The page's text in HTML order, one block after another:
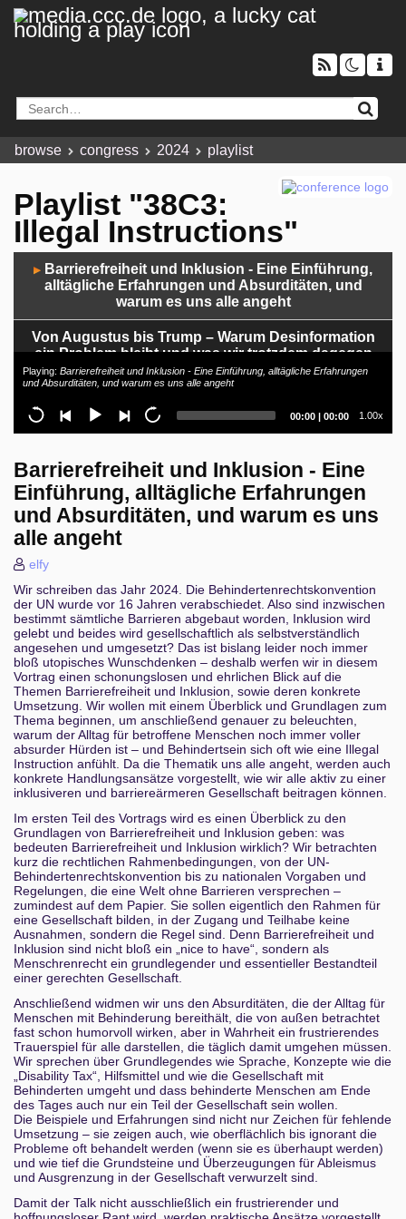
browse congress 2024 playlist
Playlist "38C3:
Illegal Instructions"
Player
▶
Barrierefreiheit und Inklusion - Eine Einführung,
alltägliche Erfahrungen und Absurditäten, und
warum es uns alle angeht
Von Augustus bis Trump – Warum Desinformation
ein Problem bleibt und was wir trotzdem dagegen
tun können
Robot Uprising: a story-driven AI robotics
experience
Sacrificing Chickens Properly: Why Magical
Thinking is Both the Problem and the Solution.
Chatbots im Schulunterricht!?
Klimaaktivist*innen im Knast sitzen
Illegal Infrastructure: 12 years of hosting in the
greyzone
Kein Spaß am Gerät auf 'nem toten Planet(en)!
Net Neutrality: Why It Still Matters (More Than Ever!)
0, 1 oder 2
Die Faszination des echten Kugelspiels
Escaping Big Brother (or Your Ex) - counter
surveillance for women's shelters
KI-Karma next Level: Spiritueller IT-Vertrieb
Open, Large, and Complex: Managing a 3,500 m²
*space with 400+ Members
Das weiß doch niemand - Das Ultimative Super Quiz
Retro-Chips selbst gemacht: Historische Hardware
in FPGAs nachbilden
Automation and Empathy: Can We Finally Replace
All Artistic Performers with Machines?
Projekt Bucketchallenge
Wie fliegt man eigentlich Flugzeuge?
Hacking Disasters - eine Bastelanleitung für die
Chaos-Community
Playing: Barrierefreiheit und Inklusion - Eine Einführung, alltägliche Erfahrungen
und Absurditäten, und warum es uns alle angeht
Current
00:00 | Total
00:00 1.00x
Barrierefreiheit und Inklusion - Eine
Einführung, alltägliche Erfahrungen
und Absurditäten, und warum es uns
alle angeht
elfy
Wir schreiben das Jahr 2024. Die Behindertenrechtskonvention
der UN wurde vor 16 Jahren verabschiedet. Also sind inzwischen
bestimmt sämtliche Barrieren abgebaut worden, Inklusion wird
gelebt und beides wird gesellschaftlich als selbstverständlich
angesehen und umgesetzt? Das ist bislang leider noch immer
bloß utopisches Wunschdenken – deshalb werfen wir in diesem
Vortrag einen schonungslosen und ehrlichen Blick auf die
Themen Barrierefreiheit und Inklusion, sowie deren konkrete
Umsetzung. Wir wollen mit einem Überblick und Grundlagen zum
Thema beginnen, um anschließend genauer zu beleuchten,
warum der Alltag für betroffene Menschen noch immer voller
absurder Hürden ist – und Behindertsein sich oft wie eine Illegal
Instruction anfühlt. Da die Thematik uns alle angeht, werden auch
konkrete Handlungsansätze vorgestellt, wie wir alle aktiv zu einer
inklusiveren und barriereärmeren Gesellschaft beitragen können.
Im ersten Teil des Vortrags wird es einen Überblick zu den
Grundlagen von Barrierefreiheit und Inklusion geben: was
bedeuten Barrierefreiheit und Inklusion wirklich? Wir betrachten
kurz die rechtlichen Rahmenbedingungen, von der UN-
Behindertenrechtskonvention bis zu nationalen Vorgaben und
Regelungen, die eine Welt ohne Barrieren versprechen –
zumindest auf dem Papier. Sie sollen eigentlich den Rahmen für
eine Gesellschaft bilden, in der Zugang und Teilhabe keine
Ausnahmen, sondern die Regel sind. Denn Barrierefreiheit und
Inklusion sind nicht bloß ein „nice to have“, sondern als
Menschrenrecht ein grundlegender und essentieller Bestandteil
einer gerechten Gesellschaft.
Anschließend widmen wir uns den Absurditäten, die der Alltag für
Menschen mit Behinderung bereithält, die von außen betrachtet
fast schon humorvoll wirken, aber in Wahrheit ein frustrierendes
Trauerspiel für alle darstellen, die täglich damit umgehen müssen.
Wir sprechen über Grundlegendes wie Sprache, Konzepte wie die
„Disability Tax“, Hilfsmittel und wie die Gesellschaft mit
Behinderten umgeht und dass behinderte Menschen am Ende
des Tages auch nur ein Teil der Gesellschaft sein wollen.
Die Beispiele und Erfahrungen sind nicht nur Zeichen für fehlende
Umsetzung – sie zeigen auch, wie oberflächlich bis ignorant die
Probleme oft behandelt werden (wenn sie es überhaupt werden)
und wie tief die Grundsteine und Überzeugungen für Ableismus
und Ausgrenzung in der Gesellschaft verwurzelt sind.
Damit der Talk nicht ausschließlich ein frustrierender und